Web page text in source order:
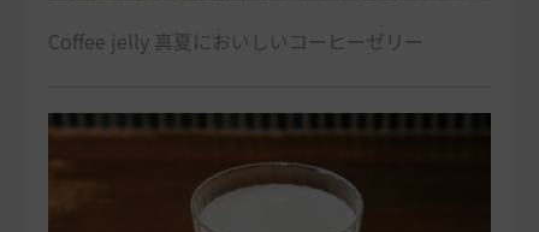
Coffee jelly 真夏においしいコーヒーゼリー